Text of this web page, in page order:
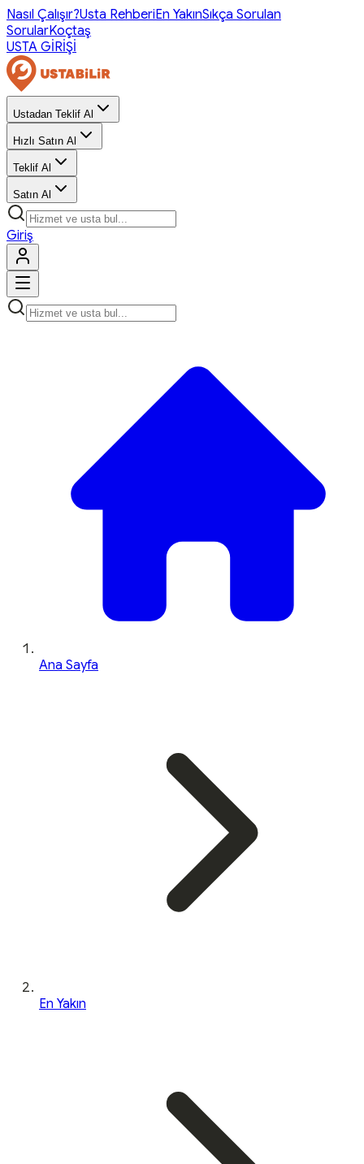
Nasıl Çalışır?Usta RehberiEn YakınSıkça Sorulan
SorularKoçtaş
USTA GİRİŞİ
Ustadan Teklif Al
Hızlı Satın Al
Teklif Al
Satın Al
Giriş
Ana Sayfa
En Yakın